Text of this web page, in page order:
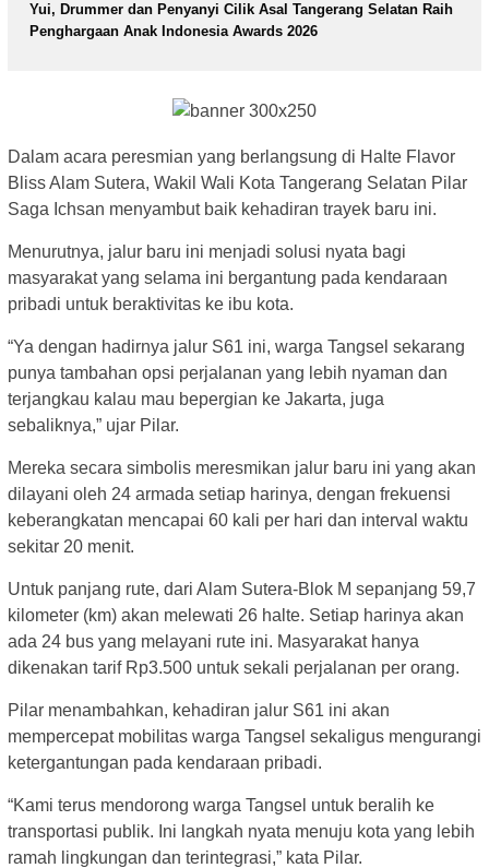
Yui, Drummer dan Penyanyi Cilik Asal Tangerang Selatan Raih
Penghargaan Anak Indonesia Awards 2026
Dalam acara peresmian yang berlangsung di Halte Flavor
Bliss Alam Sutera, Wakil Wali Kota Tangerang Selatan Pilar
Saga Ichsan menyambut baik kehadiran trayek baru ini.
Menurutnya, jalur baru ini menjadi solusi nyata bagi
masyarakat yang selama ini bergantung pada kendaraan
pribadi untuk beraktivitas ke ibu kota.
“Ya dengan hadirnya jalur S61 ini, warga Tangsel sekarang
punya tambahan opsi perjalanan yang lebih nyaman dan
terjangkau kalau mau bepergian ke Jakarta, juga
sebaliknya,” ujar Pilar.
Mereka secara simbolis meresmikan jalur baru ini yang akan
dilayani oleh 24 armada setiap harinya, dengan frekuensi
keberangkatan mencapai 60 kali per hari dan interval waktu
sekitar 20 menit.
Untuk panjang rute, dari Alam Sutera-Blok M sepanjang 59,7
kilometer (km) akan melewati 26 halte. Setiap harinya akan
ada 24 bus yang melayani rute ini. Masyarakat hanya
dikenakan tarif Rp3.500 untuk sekali perjalanan per orang.
Pilar menambahkan, kehadiran jalur S61 ini akan
mempercepat mobilitas warga Tangsel sekaligus mengurangi
ketergantungan pada kendaraan pribadi.
“Kami terus mendorong warga Tangsel untuk beralih ke
transportasi publik. Ini langkah nyata menuju kota yang lebih
ramah lingkungan dan terintegrasi,” kata Pilar.